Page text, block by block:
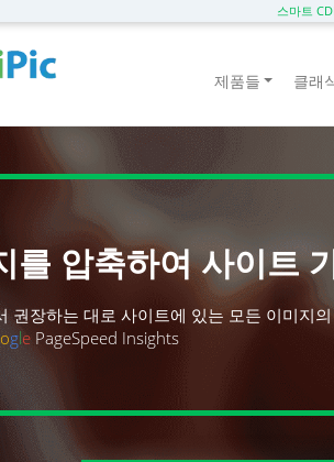
스마트
제품들 클래
를 압축하여 사이트
권장하는 대로 사이트에 있는 모든 이미지
oglePageSpeed Insights